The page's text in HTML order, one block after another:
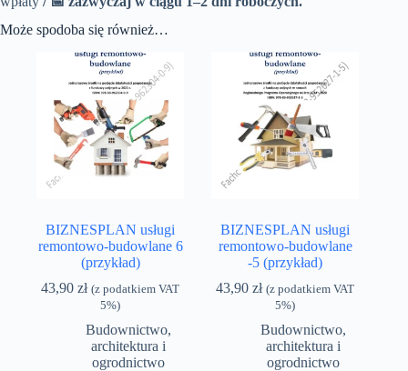
Może spodoba się również…
BIZNESPLAN usługi
remontowo-budowlane 6
(przykład)
43,90zł (z podatkiem VAT
5%)
Budownictwo,
architektura i
ogrodnictwo
BIZNESPLAN usługi
remontowo-budowlane
-5 (przykład)
43,90zł (z podatkiem VAT
5%)
Budownictwo,
architektura i
ogrodnictwo